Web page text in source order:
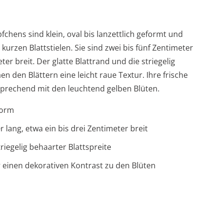
sind klein, oval bis lanzettlich geformt und
Blattstielen. Sie sind zwei bis fünf Zentimeter
breit. Der glatte Blattrand und die striegelig
den Blättern eine leicht raue Textur. Ihre frische
mit den leuchtend gelben Blüten.
lang, etwa ein bis drei Zentimeter breit
behaarter Blattspreite
dekorativen Kontrast zu den Blüten